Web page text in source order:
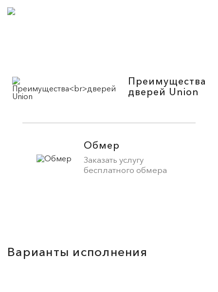
Преимущества
дверей Union
Обмер
Заказать услугу
бесплатного обмера
Варианты исполнения